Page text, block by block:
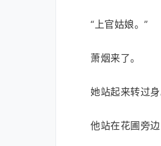
“上官姑娘。”
萧烟来了。
她站起来转过身
他站在花圃旁